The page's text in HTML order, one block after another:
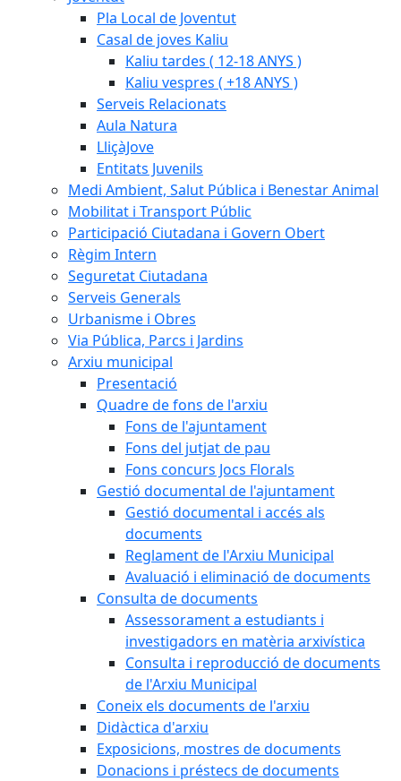
Pla Local de Joventut
Casal de joves Kaliu
Kaliu tardes ( 12-18 ANYS )
Kaliu vespres ( +18 ANYS )
Serveis Relacionats
Aula Natura
LliçàJove
Entitats Juvenils
Medi Ambient, Salut Pública i Benestar Animal
Mobilitat i Transport Públic
Participació Ciutadana i Govern Obert
Règim Intern
Seguretat Ciutadana
Serveis Generals
Urbanisme i Obres
Via Pública, Parcs i Jardins
Arxiu municipal
Presentació
Quadre de fons de l'arxiu
Fons de l'ajuntament
Fons del jutjat de pau
Fons concurs Jocs Florals
Gestió documental de l'ajuntament
Gestió documental i accés als
documents
Reglament de l'Arxiu Municipal
Avaluació i eliminació de documents
Consulta de documents
Assessorament a estudiants i
investigadors en matèria arxivística
Consulta i reproducció de documents
de l'Arxiu Municipal
Coneix els documents de l'arxiu
Didàctica d'arxiu
Exposicions, mostres de documents
Donacions i préstecs de documents